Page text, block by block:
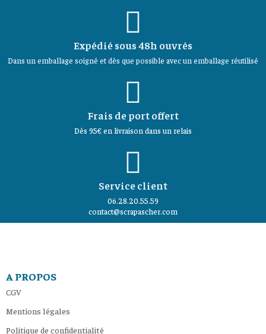
Expédié sous 48h ouvrés
Dans un emballage soigné et dès que possible avec un emballage réutilisé
Frais de port offert
Dès 95€ en livraison dans un relais
Service client
06.28.20.55.59
contact@scrapascher.com
A PROPOS
CGV
Mentions légales
Politique de confidentialité